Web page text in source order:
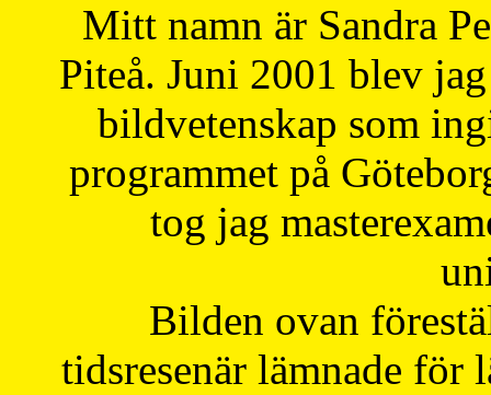
Mitt namn är Sandra
Piteå. Juni 2001 blev
bildvetenskap som
programmet på
tog jag
Bilden ovan
tidsresenär lämnade för